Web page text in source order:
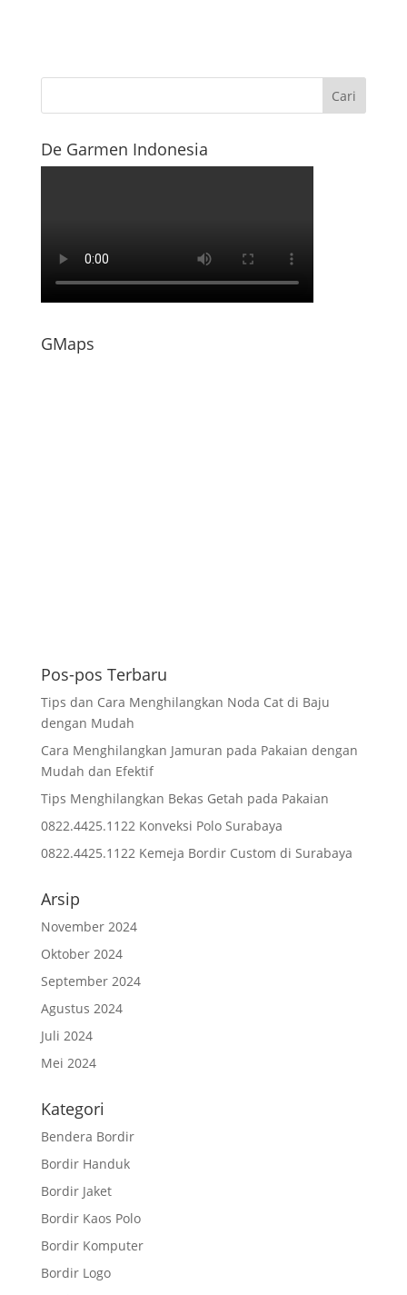
De Garmen Indonesia
GMaps
Pos-pos Terbaru
Tips dan Cara Menghilangkan Noda Cat di Baju
dengan Mudah
Cara Menghilangkan Jamuran pada Pakaian dengan
Mudah dan Efektif
Tips Menghilangkan Bekas Getah pada Pakaian
0822.4425.1122 Konveksi Polo Surabaya
0822.4425.1122 Kemeja Bordir Custom di Surabaya
Arsip
November 2024
Oktober 2024
September 2024
Agustus 2024
Juli 2024
Mei 2024
Kategori
Bendera Bordir
Bordir Handuk
Bordir Jaket
Bordir Kaos Polo
Bordir Komputer
Bordir Logo